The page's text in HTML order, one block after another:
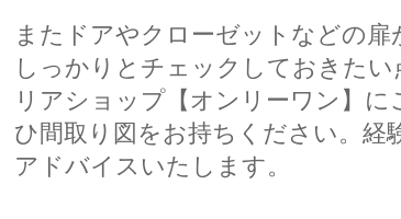
またドアやクローゼットなどの扉
しっかりとチェックしておきた
リアショップ【オンリーワン】
ひ間取り図をお持ちください。経
アドバイスいたします。